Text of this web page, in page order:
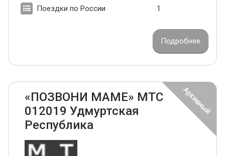
Поездки по России 1
Подробнее
«ПОЗВОНИ МАМЕ» МТС
012019 Удмуртская
Республика